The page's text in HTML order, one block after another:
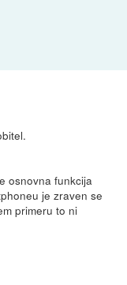
osnovna funkcija
je zraven se
primeru to ni